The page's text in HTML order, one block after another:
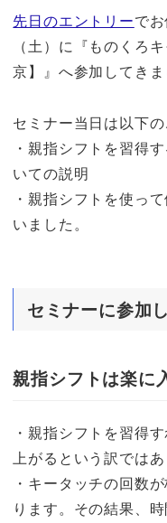
先日のエントリーで
（土）に『ものくろ
京】』へ参加してきま
セミナー当日は以下の
・親指シフトを習得
いての説明
・親指シフトを使っ
いました。
セミナーに参加
親指シフトは楽に
・親指シフトを習得
上がるという訳ではあ
・キータッチの回数
ります。その結果、